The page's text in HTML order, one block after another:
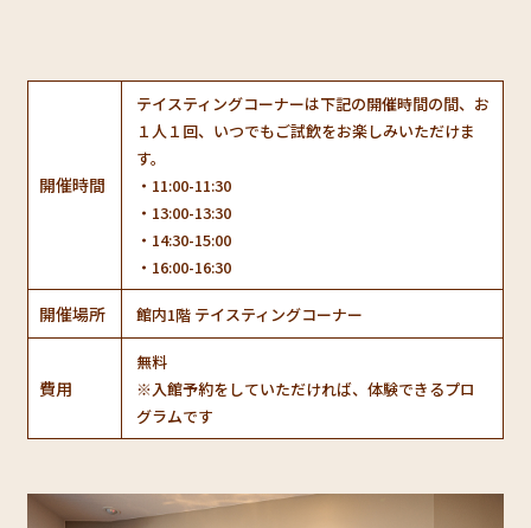
開催時間
テイスティングコーナーは下記の開催時間の間、お
１人１回、いつでもご試飲をお楽しみいただけま
す。
・11:00-11:30
・13:00-13:30
・14:30-15:00
・16:00-16:30
開催場所 館内1階 テイスティングコーナー
費用
無料
※入館予約をしていただければ、体験できるプロ
グラムです